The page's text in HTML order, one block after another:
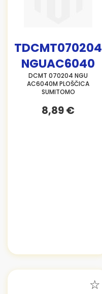
TDCMT070204
NGUAC6040
DCMT 070204 NGU
AC6040M PLOŠČICA
SUMITOMO
8,89 €